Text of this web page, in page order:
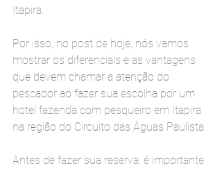
Itapira.
Por isso, no post de hoje, nós vamos
mostrar os diferenciais e as vantagens
que devem chamar a atenção do
pescador ao fazer sua escolha por um
hotel fazenda com pesqueiro em Itapira
na região do Circuito das Águas Paulista.
Antes de fazer sua reserva, é importante